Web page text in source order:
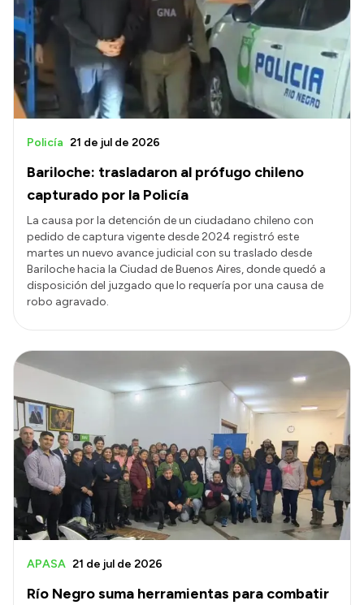
Bariloche: trasladaron al prófugo chileno
capturado por la Policía
Policía 21 de jul de 2026
La causa por la detención de un ciudadano chileno con
pedido de captura vigente desde 2024 registró este
martes un nuevo avance judicial con su traslado desde
Bariloche hacia la Ciudad de Buenos Aires, donde quedó a
disposición del juzgado que lo requería por una causa de
robo agravado.
Río Negro suma herramientas para combatir
APASA 21 de jul de 2026